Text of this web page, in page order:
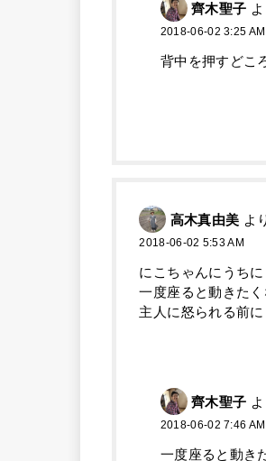
齊木聖子
2018-06-02 3:25 AM
背中を押すどこ
高木真由美 よ
2018-06-02 5:53 AM
にこちゃんにうちに
一度座ると動きた
主人に怒られる前に
齊木聖子
2018-06-02 7:46 AM
一度座ると動き